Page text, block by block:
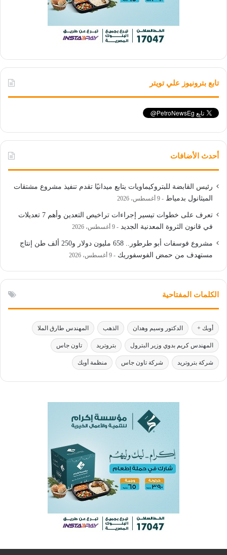
تابع بترونيوز علي تويتر
أحدث الأضافات
رئيس القابضة للبتروكيماويات يتابع ميدانيًا تقدم تنفيذ مشروع مشتقات
الميثانول بدمياط
9 أغسطس، 2026
تعرف على خطوات تيسير إجراءات تراخيص التعدين وأهم 7 تعديلات
في قانون الثروة المعدنية الجديد
9 أغسطس، 2026
مشروع فوسفات أبو طرطور.. 658 مليون دولار و250 ألف طن إنتاج
مستهدف من حمض الفوسفوريك
9 أغسطس، 2026
الكلمات المفتاحية
أوبك + الدكتور وسيم وهدان الذهب المهندس طارق الملا
المهندس كريم بدوي وزير البترول بتروتريد تاون جاس
شركة بتروتريد شركة تاون جاس منظمة أوبك